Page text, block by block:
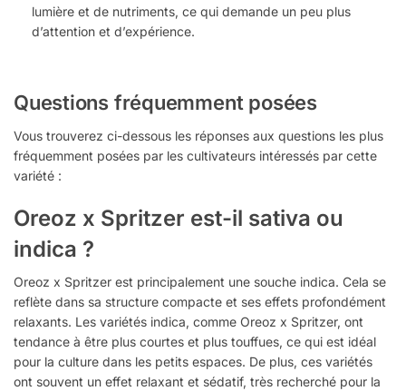
lumière et de nutriments, ce qui demande un peu plus
d’attention et d’expérience.
Questions fréquemment posées
Vous trouverez ci-dessous les réponses aux questions les plus
fréquemment posées par les cultivateurs intéressés par cette
variété :
Oreoz x Spritzer est-il sativa ou
indica ?
Oreoz x Spritzer est principalement une souche indica. Cela se
reflète dans sa structure compacte et ses effets profondément
relaxants. Les variétés indica, comme Oreoz x Spritzer, ont
tendance à être plus courtes et plus touffues, ce qui est idéal
pour la culture dans les petits espaces. De plus, ces variétés
ont souvent un effet relaxant et sédatif, très recherché pour la